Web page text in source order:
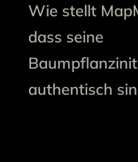
Wie stellt
dass seine
authentisch